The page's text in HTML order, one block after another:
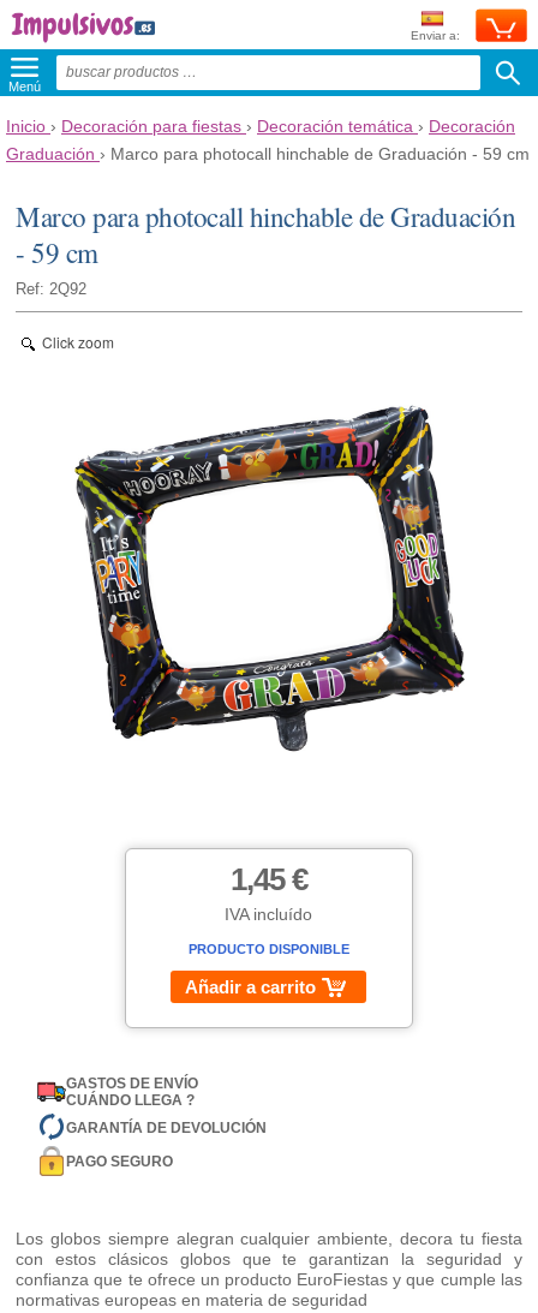
Enviar a:
Menú
Inicio › Decoración para fiestas › Decoración temática › Decoración
Graduación › Marco para photocall hinchable de Graduación - 59 cm
Marco para photocall hinchable de Graduación
- 59 cm
Ref: 2Q92
Click zoom
1,45 €
IVA incluído
PRODUCTO DISPONIBLE
Añadir a carrito
GASTOS DE ENVÍO
CUÁNDO LLEGA ?
GARANTÍA DE DEVOLUCIÓN
PAGO SEGURO
Los globos siempre alegran cualquier ambiente, decora tu fiesta
con estos clásicos globos que te garantizan la seguridad y
confianza que te ofrece un producto EuroFiestas y que cumple las
normativas europeas en materia de seguridad